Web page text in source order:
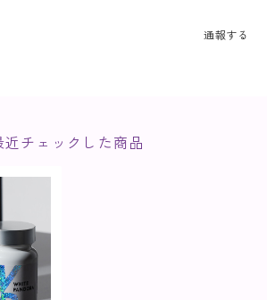
通報する
近チェックした商品